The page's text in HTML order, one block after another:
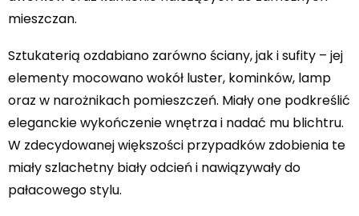
mieszczan.
Sztukaterią ozdabiano zarówno ściany, jak i sufity – jej
elementy mocowano wokół luster, kominków, lamp
oraz w narożnikach pomieszczeń. Miały one podkreślić
eleganckie wykończenie wnętrza i nadać mu blichtru.
W zdecydowanej większości przypadków zdobienia te
miały szlachetny biały odcień i nawiązywały do
pałacowego stylu.